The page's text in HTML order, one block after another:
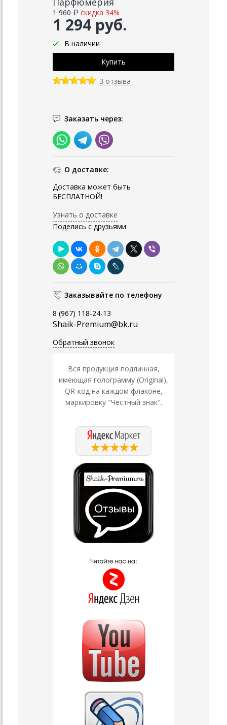
1 294 руб.
1 960 ₽ скидка 34%
В наличии
3 отзыва
Заказать через:
О доставке:
Доставка может быть
БЕСПЛАТНОЙ!
Узнать о доставке
Поделись с друзьями
Заказывайте по телефону
8 (967) 118-24-13
Shaik-Premium@bk.ru
Обратный звонок
Вся продукция подлинная,
имеющая голограмму (Original),
QR-код на каждом флаконе,
маркировку "Честный знак".